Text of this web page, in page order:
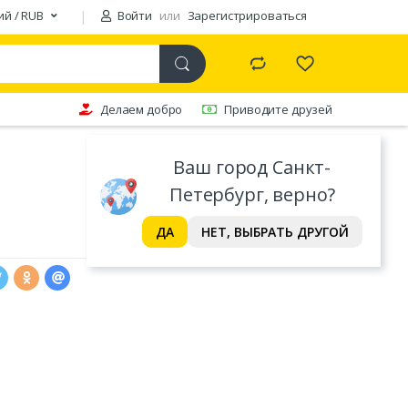
/ RUB Войти или Зарегистрироваться
Ваш город Санкт-
Петербург, верно?
ДА НЕТ, ВЫБРАТЬ ДРУГОЙ
Делаем добро Приводите друзей